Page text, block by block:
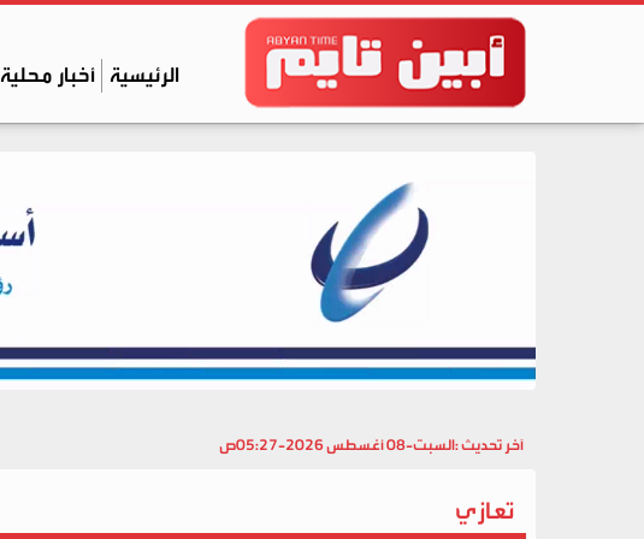
الرئيسية أخبار محلية
آخر تحديث :السبت-08 أغسطس 2026-05:27ص
تعازي